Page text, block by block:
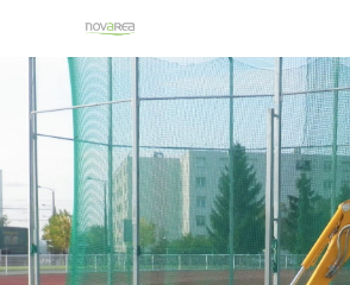
Hit enter to search or ESC to close